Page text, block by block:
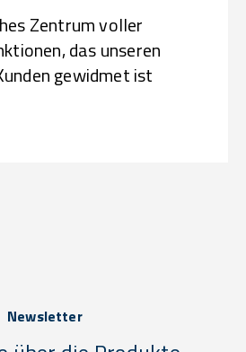
Zentrum voller
das unseren
gewidmet ist
Newsletter